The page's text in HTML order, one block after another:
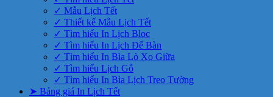
✓ Mẫu Lịch Tết
✓ Thiết kế Mẫu Lịch Tết
✓ Tìm hiểu In Lịch Bloc
✓ Tìm hiểu In Lịch Để Bàn
✓ Tìm hiểu In Bìa Lò Xo Giữa
✓ Tìm hiểu Lịch Gỗ
✓ Tìm hiểu In Bìa Lịch Treo Tường
➤ Bảng giá In Lịch Tết